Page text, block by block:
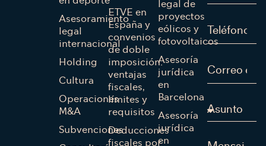
Asesoramiento
legal
internacional
Holding
Cultura
Operaciones
M&A
Subvenciones
ETVE en
España y
convenios
de doble
imposición:
ventajas
fiscales,
límites y
requisitos
Deducciones
fiscales por
legal de
proyectos
eólicos y
fotovoltaicos
Asesoría
jurídica
en
Barcelona
Asesoría
jurídica
en